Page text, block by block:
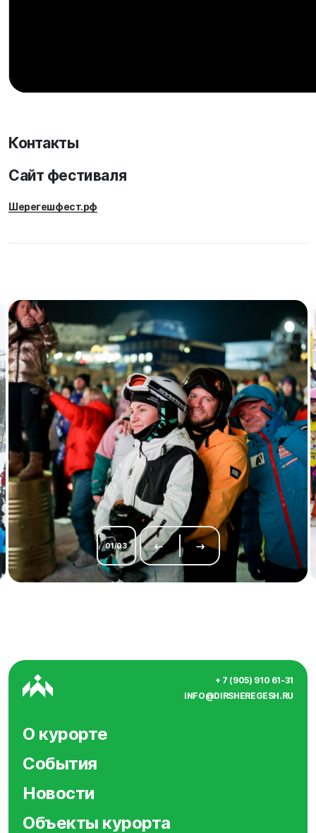
Контакты
Сайт фестиваля
Шерегешфест.рф
01/03
+ 7 (905) 910 61-31
INFO@DIRSHEREGESH.RU
О курорте
События
Новости
Объекты курорта